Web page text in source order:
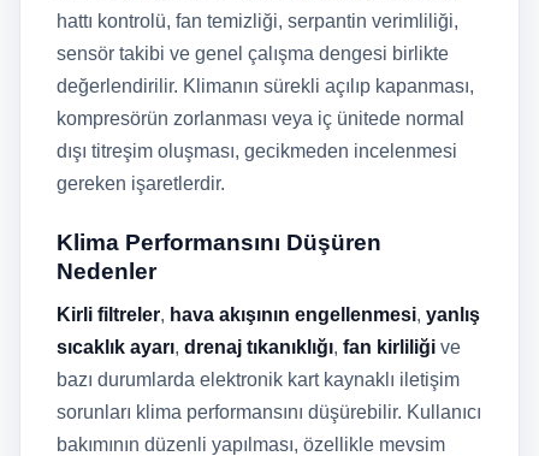
hattı kontrolü, fan temizliği, serpantin verimliliği,
sensör takibi ve genel çalışma dengesi birlikte
değerlendirilir. Klimanın sürekli açılıp kapanması,
kompresörün zorlanması veya iç ünitede normal
dışı titreşim oluşması, gecikmeden incelenmesi
gereken işaretlerdir.
Klima Performansını Düşüren
Nedenler
Kirli filtreler, hava akışının engellenmesi, yanlış
sıcaklık ayarı, drenaj tıkanıklığı, fan kirliliği ve
bazı durumlarda elektronik kart kaynaklı iletişim
sorunları klima performansını düşürebilir. Kullanıcı
bakımının düzenli yapılması, özellikle mevsim